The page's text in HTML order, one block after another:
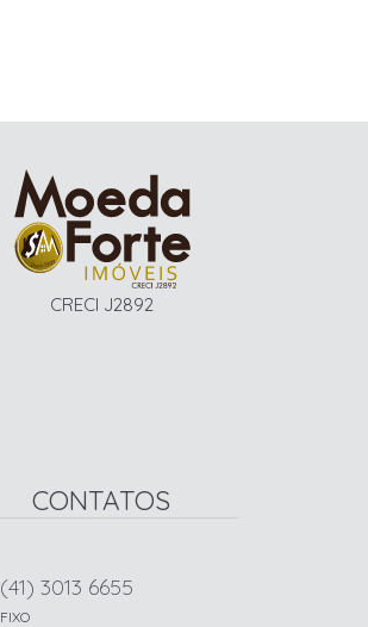
CRECI J2892
CONTATOS
(41) 3013 6655
FIXO